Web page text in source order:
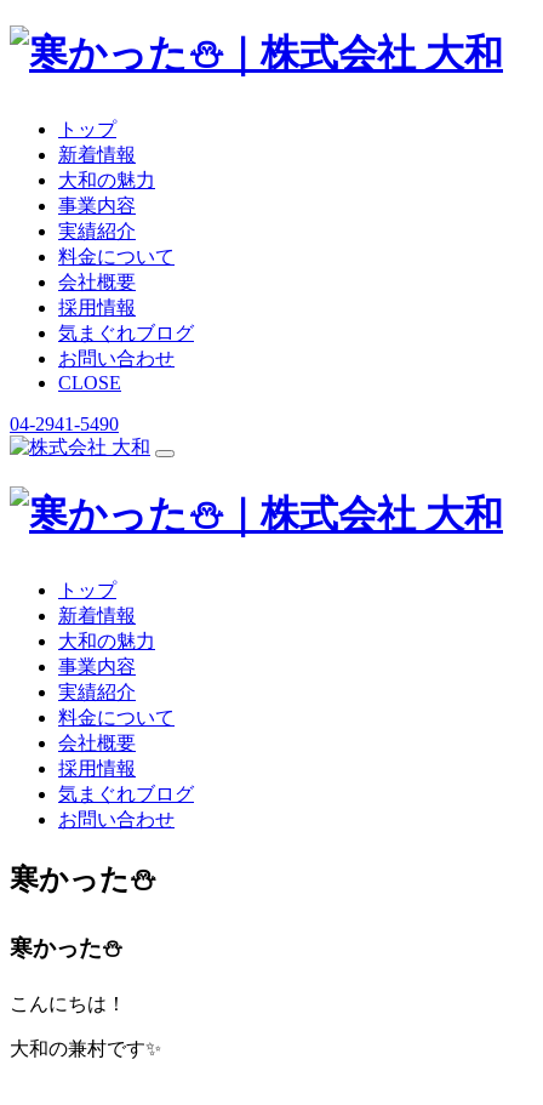
トップ
新着情報
大和の魅力
事業内容
実績紹介
料金について
会社概要
採用情報
気まぐれブログ
お問い合わせ
CLOSE
04-2941-5490
コ
テ
トップ
新着情報
大和の魅力
事業内容
実績紹介
料金について
会社概要
採用情報
気まぐれブログ
お問い合わせ
寒かった⛄
寒かった⛄
こんにちは！
大和の兼村です✨